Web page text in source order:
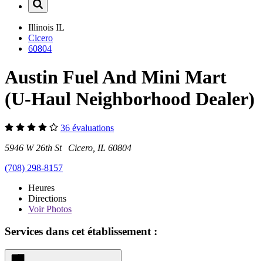
Illinois IL
Cicero
60804
Austin Fuel And Mini Mart
(U-Haul Neighborhood Dealer)
36 évaluations
5946 W 26th St Cicero, IL 60804
(708) 298-8157
Heures
Directions
VoirPhotos
Services dans cet établissement :